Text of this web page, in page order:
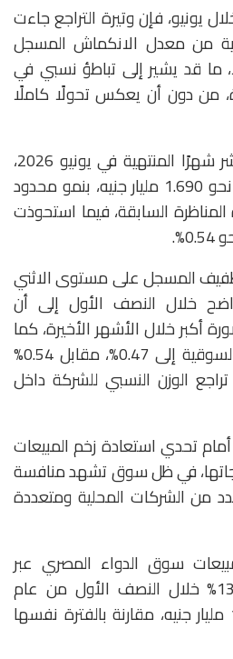
يونيو، فإن وتيرة التراجع جاءت
مئوية من معدل الانكماش المسجل
ما قد يشير إلى تباطؤ نسبي في
من دون أن يعكس تحولًا كاملًا
وعلى مستوى الاثني عشر شهرًا المنتهية في يونيو 2026،
بلغت مبيعات «أوركيديا» نحو 1.690 مليار جنيه، بنمو محدود
المناظرة السابقة، فيما استحوذت
المسجل على مستوى الاثني
خلال النصف الأول إلى أن
أكبر خلال الأشهر الأخيرة، كما
يعكس انخفاض الحصة السوقية إلى 0.47%، مقابل 0.54%
الوزن النسبي للشركة داخل
تحدي استعادة زخم المبيعات
في ظل سوق تشهد منافسة
من الشركات المحلية ومتعددة
سوق الدواء المصري عبر
القطاع الخاص بنسبة 13.9% خلال النصف الأول من عام
2026، لتسجل نحو 155.8 مليار جنيه، مقارنة بالفترة نفسها